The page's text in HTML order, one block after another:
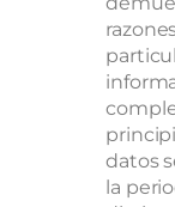
datos
la